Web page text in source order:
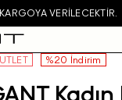
VERILECEKTIR.
%20 İndirim